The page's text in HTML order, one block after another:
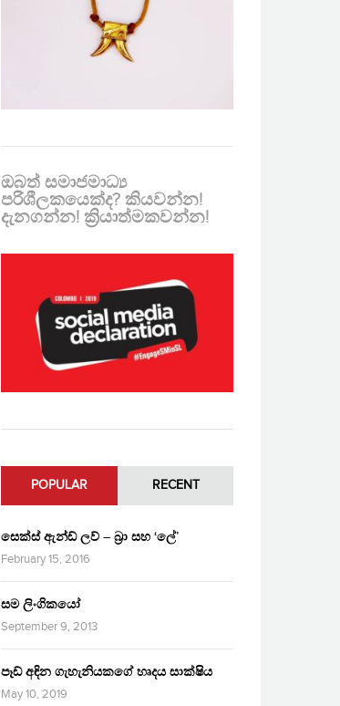
ඔබත් සමාජමාධ්‍ය
පරිශීලකයෙක්ද? කියවන්න!
දැනගන්න! ක්‍රියාත්මකවන්න!
POPULAR RECENT
සෙක්ස් ඇන්ඩ් ලව් – බ්‍රා සහ ‘ලේ’
February 15, 2016
සම ලිංගිකයෝ
September 9, 2013
පෑඩ් අඳින ගැහැනියකගේ හෘදය සාක්ෂිය
May 10, 2019